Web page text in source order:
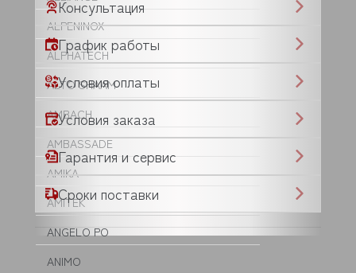
ALPENINOX
ALPHATECH
ALTO SHAAM
AMBACH
AMBASSADE
AMIKA
AMITEK
ANGELO PO
ANIMO
Консультация
График работы
Условия оплаты
Условия заказа
Гарантия и сервис
Сроки поставки